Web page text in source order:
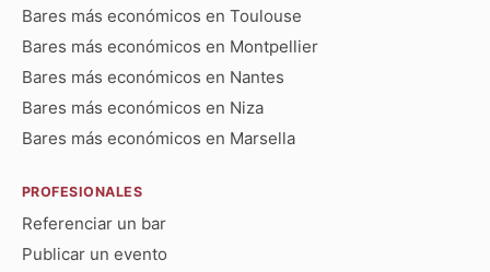
Bares más económicos en Toulouse
Bares más económicos en Montpellier
Bares más económicos en Nantes
Bares más económicos en Niza
Bares más económicos en Marsella
PROFESIONALES
Referenciar un bar
Publicar un evento